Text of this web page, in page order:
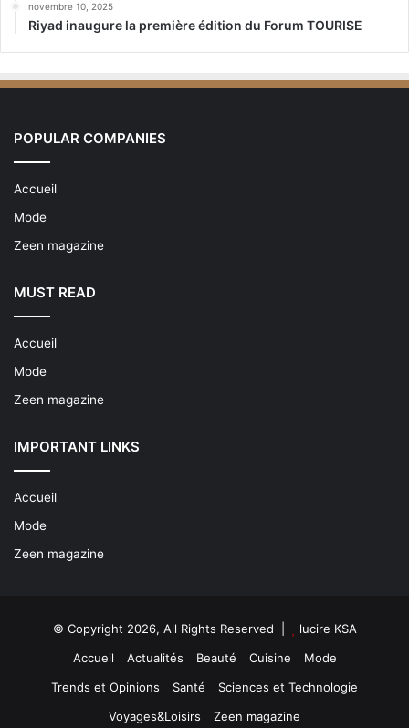
novembre 10, 2025
Riyad inaugure la première édition du Forum TOURISE
POPULAR COMPANIES
Accueil
Mode
Zeen magazine
MUST READ
Accueil
Mode
Zeen magazine
IMPORTANT LINKS
Accueil
Mode
Zeen magazine
© Copyright 2026, All Rights Reserved |
lucire KSA
Accueil
Actualités Beauté Cuisine
Mode
Trends et Opinions
Santé
Sciences et Technologie
Voyages&Loisirs
Zeen magazine